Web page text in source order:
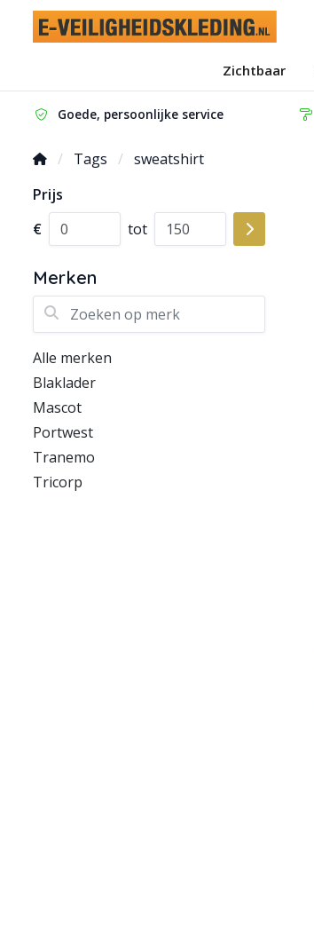
Zichtbaar
Goede, persoonlijke service
Tags
sweatshirt
Prijs
€
tot
Merken
Zoeken op merk
Alle merken
Blaklader
Mascot
Portwest
Tranemo
Tricorp